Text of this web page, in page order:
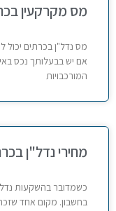
מס מקרקעין
מס נדל"ן בכרתים יכול
אם יש בבעלותך נכס
המורכבויות
מחירי נדל"ן
כשמדובר בהשקעות
בחשבון. מקום אחד